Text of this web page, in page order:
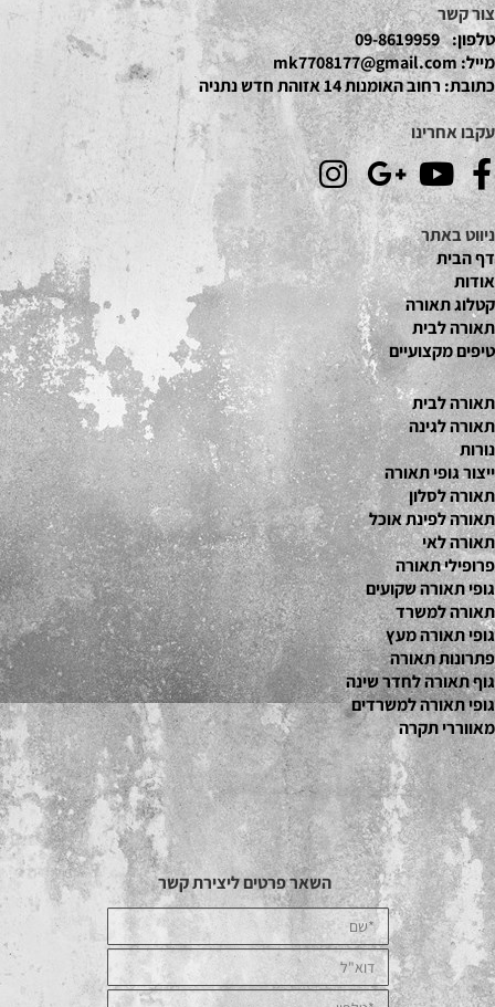
צור קשר
טלפון: 09-8619959
מייל:mk7708177@gmail.com
כתובת: רחוב האומנות 14 אזוהת חדש נתניה
עקבו אחרינו
ניווט באתר
דף הבית
אודות
קטלוג תאורה
תאורה לבית
טיפים מקצועיים
תאורה לבית
תאורה לגינה
נורות
ייצור גופי תאורה
תאורה לסלון
תאורה לפינת אוכל
תאורה לאי
פרופילי תאורה
גופי תאורה שקועים
תאורה למשרד
גופי תאורה מעץ
פתרונות תאורה
גוף תאורה לחדר שינה
גופי תאורה למשרדים
מאווררי תקרה
השאר פרטים ליצירת קשר